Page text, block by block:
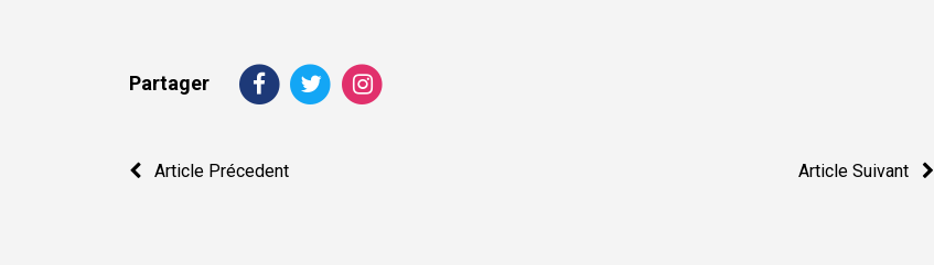
Partager
Navigation
Article Précedent Article Suivant